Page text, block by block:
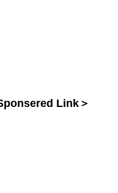
Link＞